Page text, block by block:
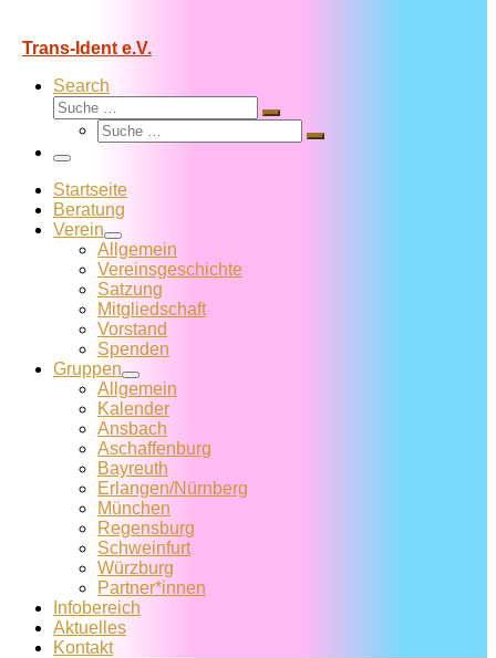
Trans-Ident e.V.
Search
Suche
Suche
Suche
Suche
Menü
Startseite
Beratung
Verein
Allgemein
Vereins­geschichte
Satzung
Mitglied­schaft
Vorstand
Spenden
Gruppen
Allgemein
Kalender
Ansbach
Aschaffenburg
Bayreuth
Erlangen/Nürnberg
München
Regensburg
Schweinfurt
Würzburg
Partner*innen
Infobereich
Aktuelles
Kontakt